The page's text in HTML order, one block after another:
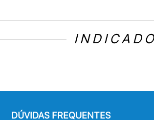
DÚVIDAS FREQUENTES